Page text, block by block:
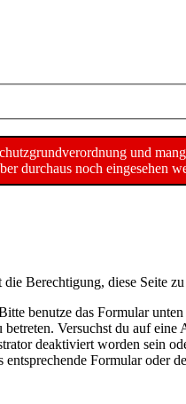
und
durchaus noch eingesehen
Berechtigung, diese Seite
benutze das Formular
Versuchst du auf
deaktiviert worden sein
Formular oder